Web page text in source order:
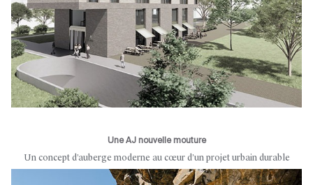
Une AJ nouvelle mouture
Un concept d’auberge moderne au cœur d’un projet urbain durable